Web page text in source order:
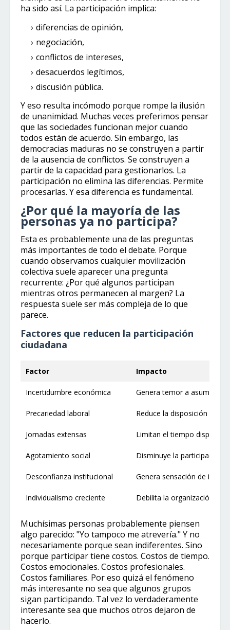
ha sido así. La participación implica:
diferencias de opinión,
negociación,
conflictos de intereses,
desacuerdos legítimos,
discusión pública.
Y eso resulta incómodo porque rompe la ilusión
de unanimidad. Muchas veces preferimos pensar
que las sociedades funcionan mejor cuando
todos están de acuerdo. Sin embargo, las
democracias maduras no se construyen a partir
de la ausencia de conflictos. Se construyen a
partir de la capacidad para gestionarlos. La
participación no elimina las diferencias. Permite
procesarlas. Y esa diferencia es fundamental.
¿Por qué la mayoría de las
personas ya no participa?
Esta es probablemente una de las preguntas
más importantes de todo el debate. Porque
cuando observamos cualquier movilización
colectiva suele aparecer una pregunta
recurrente: ¿Por qué algunos participan
mientras otros permanecen al margen? La
respuesta suele ser más compleja de lo que
parece.
Factores que reducen la participación
ciudadana
Factor Impacto
Incertidumbre económica Genera temor a asumir
Precariedad laboral Reduce la disposición a
Jornadas extensas Limitan el tiempo disponible
Agotamiento social Disminuye la participación
Desconfianza institucional Genera sensación de
Individualismo creciente Debilita la organización
Muchísimas personas probablemente piensen
algo parecido: "Yo tampoco me atrevería." Y no
necesariamente porque sean indiferentes. Sino
porque participar tiene costos. Costos de tiempo.
Costos emocionales. Costos profesionales.
Costos familiares. Por eso quizá el fenómeno
más interesante no sea que algunos grupos
sigan participando. Tal vez lo verdaderamente
interesante sea que muchos otros dejaron de
hacerlo.